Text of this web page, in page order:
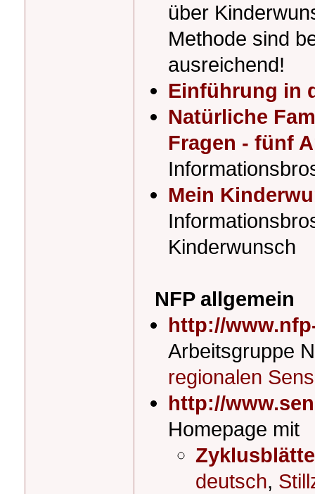
über
Methode sind
ausreichend!
Einführung in
Natürliche
Fragen - fünf
Mein
Kinderwunsch
NFP allgemein
http://
Arbeitsgruppe
regionalen
http://
Homepage mit
deutsch,